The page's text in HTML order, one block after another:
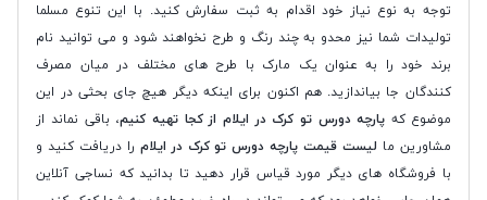
توجه به نوع نیاز خود اقدام به ثبت سفارش کنید. با این تنوع مسلما
تولیدات شما نیز محدو به چند رنگ و طرح نخواهند شود و می توانید نام
برند خود را به عنوان یک مارک با طرح های مختلف در میان مصرف
کنندگان جا بیاندازید. هم اکنون برای اینکه دیگر هیچ جای بحثی در این
موضوع که پارچه دورس تو کرک در ایلام از کجا تهیه کنیم، باقی نماند از
مشاورین ما لیست قیمت پارچه دورس تو کرک در ایلام را دریافت کنید و
با فروشگاه های دیگر مورد قیاس قرار دهید تا بدانید که نساجی آنلاین